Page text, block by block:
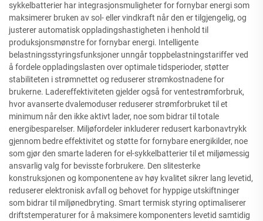
sykkelbatterier har integrasjonsmuligheter for fornybar energi som
maksimerer bruken av sol- eller vindkraft når den er tilgjengelig, og
justerer automatisk oppladingshastigheten i henhold til
produksjonsmønstre for fornybar energi. Intelligente
belastningsstyringsfunksjoner unngår toppbelastningstariffer ved
å fordele oppladingslasten over optimale tidsperioder, støtter
stabiliteten i strømnettet og reduserer strømkostnadene for
brukerne. Ladereffektiviteten gjelder også for ventestrømforbruk,
hvor avanserte dvalemoduser reduserer strømforbruket til et
minimum når den ikke aktivt lader, noe som bidrar til totale
energibesparelser. Miljøfordeler inkluderer redusert karbonavtrykk
gjennom bedre effektivitet og støtte for fornybare energikilder, noe
som gjør den smarte laderen for el-sykkelbatterier til et miljømessig
ansvarlig valg for bevisste forbrukere. Den slitesterke
konstruksjonen og komponentene av høy kvalitet sikrer lang levetid,
reduserer elektronisk avfall og behovet for hyppige utskiftninger
som bidrar til miljønedbryting. Smart termisk styring optimaliserer
driftstemperaturer for å maksimere komponenters levetid samtidig